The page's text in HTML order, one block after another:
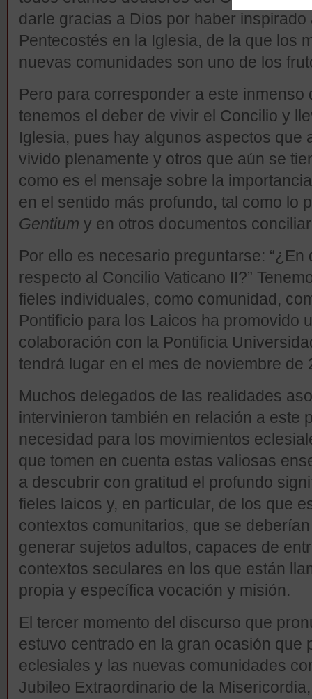
darle gracias a Dios por haber
Pentecostés en la Iglesia, de la que los
nuevas comunidades son uno de los
Pero para corresponder a este inmenso
tenemos el deber de vivir el Concilio y
Iglesia, pues hay algunos aspectos que
vivido plenamente y otros que aún se
como es el mensaje sobre la
en el sentido más profundo, tal como lo
Gentium y en otros documentos
Por ello es necesario preguntarse:
respecto al Concilio Vaticano II?”
fieles individuales, como comunidad,
Pontificio para los Laicos ha promovido
colaboración con la Pontificia
tendrá lugar en el mes de noviembre de
Muchos delegados de las realidades
intervinieron también en relación a este
necesidad para los movimientos
que tomen en cuenta estas valiosas
a descubrir con gratitud el profundo
fieles laicos y, en particular, de los que
contextos comunitarios, que se
generar sujetos adultos, capaces de
contextos seculares en los que están
propia y específica vocación y misión.
El tercer momento del discurso que
estuvo centrado en la gran ocasión que
eclesiales y las nuevas comunidades
Jubileo Extraordinario de la